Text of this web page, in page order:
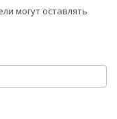
могут оставлять